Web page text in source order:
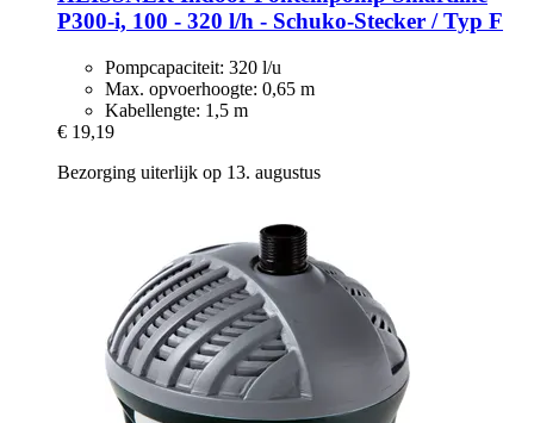
P300-​i, 100 -​ 320 l/h -​ Schuko-​Stecker / Typ F
Pompcapaciteit: 320 l/u
Max. opvoerhoogte: 0,65 m
Kabellengte: 1,5 m
€ 19,19
Bezorging uiterlijk op 13. augustus